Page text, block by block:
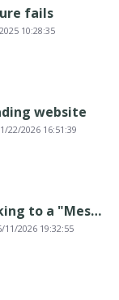
fails
10:28:35
website
22/2026 16:51:39
text objects with data linking to a "Message Box" is getting lost
11/2026 19:32:55